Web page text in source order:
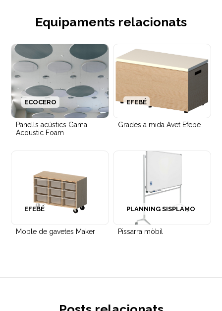
Equipaments relacionats
Panells acústics Gama
Acoustic Foam
ECOCERO
Grades a mida Avet Efebé
EFEBÉ
Moble de gavetes Maker
EFEBÉ
Pissarra mòbil
PLANNING SISPLAMO